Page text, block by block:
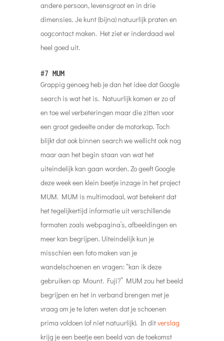
andere persoon, levensgroot en in drie
dimensies. Je kunt (bijna) natuurlijk praten en
oogcontact maken. Het ziet er inderdaad wel
heel goed uit.
#7 MUM
Grappig genoeg heb je dan het idee dat Google
search is wat het is. Natuurlijk komen er zo af
en toe wel verbeteringen maar die zitten voor
een groot gedeelte onder de motorkap. Toch
blijkt dat ook binnen search we wellicht ook nog
maar aan het begin staan van wat het
uiteindelijk kan gaan worden. Zo geeft Google
deze week een klein beetje inzage in het project
MUM. MUM is multimodaal, wat betekent dat
het tegelijkertijd informatie uit verschillende
formaten zoals webpagina’s, afbeeldingen en
meer kan begrijpen. Uiteindelijk kun je
misschien een foto maken van je
wandelschoenen en vragen: “kan ik deze
gebruiken op Mount. Fuji?” MUM zou het beeld
begrijpen en het in verband brengen met je
vraag om je te laten weten dat je schoenen
prima voldoen (of niet natuurlijk). In ditverslag
krijg je een beetje een beeld van de toekomst